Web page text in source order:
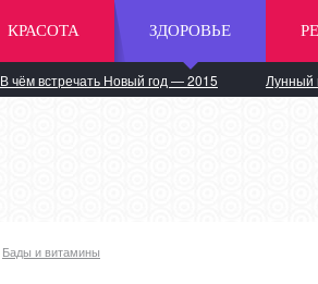
КРАСОТА ЗДОРОВЬЕ
В чём встречать Новый год — 2015 Лунный
Бады и витамины